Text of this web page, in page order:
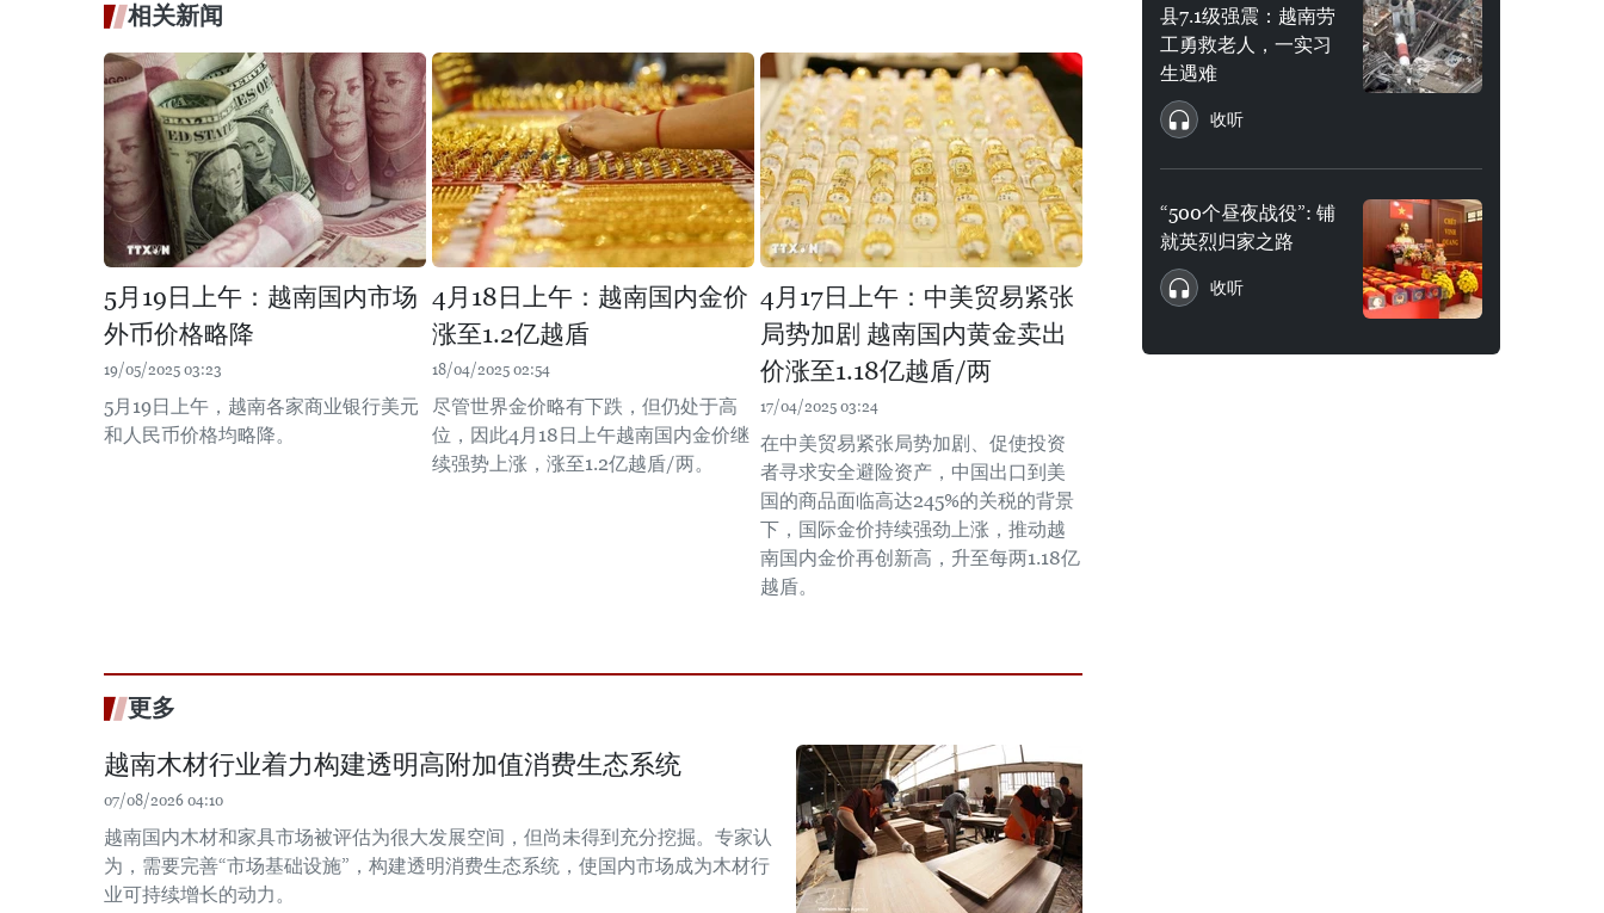
相关新闻
5月19日上午：越南国内市场
外币价格略降
19/05/2025 03:23
5月19日上午，越南各家商业银行美元
和人民币价格均略降。
4月18日上午：越南国内金价
涨至1.2亿越盾
18/04/2025 02:54
尽管世界金价略有下跌，但仍处于高
位，因此4月18日上午越南国内金价继
续强势上涨，涨至1.2亿越盾/两。
4月17日上午：中美贸易紧张
局势加剧 越南国内黄金卖出
价涨至1.18亿越盾/两
17/04/2025 03:24
在中美贸易紧张局势加剧、促使投资
者寻求安全避险资产，中国出口到美
国的商品面临高达245%的关税的背景
下，国际金价持续强劲上涨，推动越
南国内金价再创新高，升至每两1.18亿
越盾。
更多
越南木材行业着力构建透明高附加值消费生态系统
07/08/2026 04:10
越南国内木材和家具市场被评估为很大发展空间，但尚未得到充分挖掘。专家认
为，需要完善“市场基础设施”，构建透明消费生态系统，使国内市场成为木材行
业可持续增长的动力。
县7.1级强震：越南劳
工勇救老人，一实习
生遇难
收听
“500个昼夜战役”: 铺
就英烈归家之路
收听